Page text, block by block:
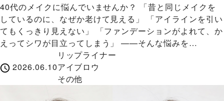
40代のメイクに悩んでいませんか？ 「昔と同じメイクを
しているのに、なぜか老けて見える」 「アイラインを引い
てもくっきり見えない」 「ファンデーションがよれて、か
えってシワが目立ってしまう」 ——そんな悩みを…
2026.06.10
リップライナー
アイブロウ
その他